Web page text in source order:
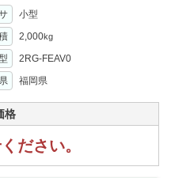
小型
2,000kg
2RG-FEAV0
県 福岡県
格
ださい。